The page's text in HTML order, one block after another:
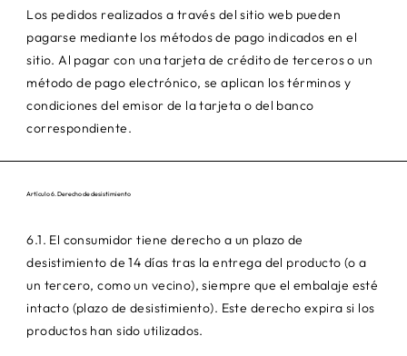
Los pedidos realizados a través del sitio web pueden
pagarse mediante los métodos de pago indicados en el
sitio. Al pagar con una tarjeta de crédito de terceros o un
método de pago electrónico, se aplican los términos y
condiciones del emisor de la tarjeta o del banco
correspondiente.
Artículo 6. Derecho de desistimiento
6.1. El consumidor tiene derecho a un plazo de
desistimiento de 14 días tras la entrega del producto (o a
un tercero, como un vecino), siempre que el embalaje esté
intacto (plazo de desistimiento). Este derecho expira si los
productos han sido utilizados.